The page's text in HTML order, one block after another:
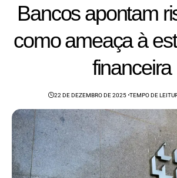
Bancos apontam
como ameaça à
financeira
22 DE DEZEMBRO DE 2025 TEMPO DE